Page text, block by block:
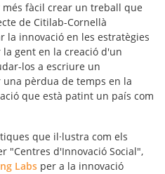
fàcil crear un treball que
de Citilab-Cornellà
la innovació en les estratègies
gent en la creació d'un
los a escriure un
pèrdua de temps en la
que està patint un país com
que il·lustra com els
"Centres d'Innovació Social",
Labs per a la innovació